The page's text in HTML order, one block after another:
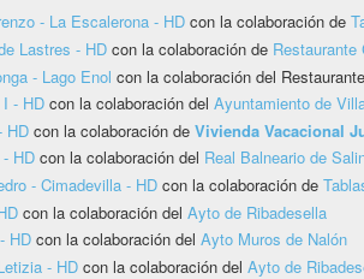
- La Escalerona - HD con la colaboración de
Lastres - HD con la colaboración de
- Lago Enol con la colaboración del
- HD con la colaboración del Ayuntamiento de
HD con la colaboración de Vivienda Vacacional
HD con la colaboración del Real Balneario de
- Cimadevilla - HD con la colaboración de
con la colaboración del Ayto de Ribadesella
HD con la colaboración del Ayto Muros de Nalón
- HD con la colaboración del Ayto de